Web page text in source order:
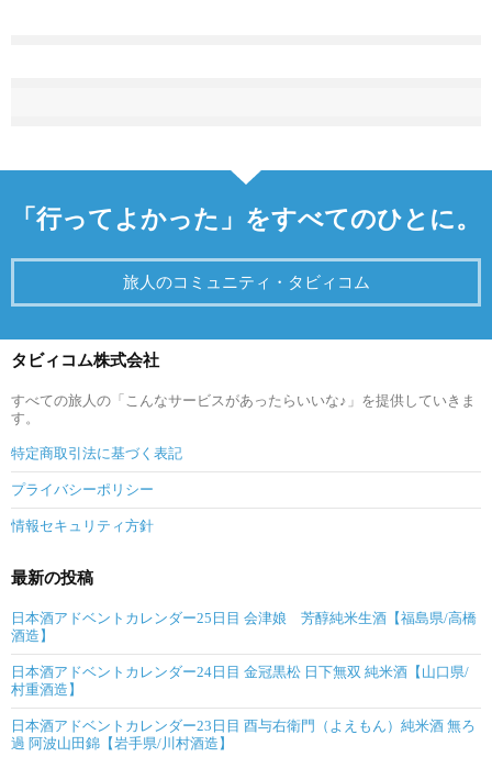
「行ってよかった」をすべてのひとに。
旅人のコミュニティ・タビィコム
タビィコム株式会社
すべての旅人の「こんなサービスがあったらいいな♪」を提供していきま
す。
特定商取引法に基づく表記
プライバシーポリシー
情報セキュリティ方針
最新の投稿
日本酒アドベントカレンダー25日目 会津娘 芳醇純米生酒【福島県/高橋
酒造】
日本酒アドベントカレンダー24日目 金冠黒松 日下無双 純米酒【山口県/
村重酒造】
日本酒アドベントカレンダー23日目 酉与右衛門（よえもん）純米酒 無ろ
過 阿波山田錦【岩手県/川村酒造】